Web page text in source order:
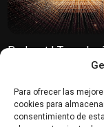
Para ofrecer las
cookies para
consentimiento de
Podcast |
transformarán el
Banca y Fintech